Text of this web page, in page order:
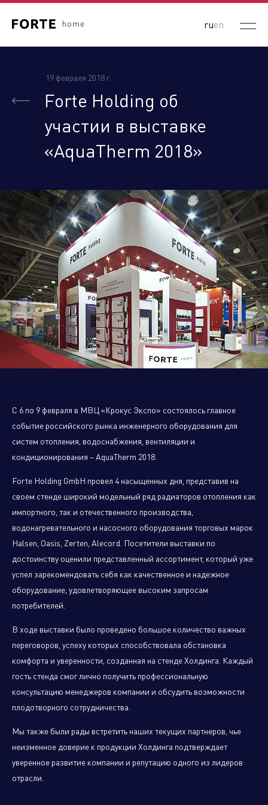
ruen
Управляющая компания
Торговые
компании
Алюминиевые,
биметаллические и стальные
панельные радиаторы
Оборудование для отопления и
Климатическое оборудование
и бытовая техника
Инструмент и садовая техника
Производственный
кластер
Сервисные
активы
19 февраля 2018 г.
Forte Holding об
участии в выставке
«AquaTherm 2018»
С 6 по 9 февраля в МВЦ «Крокус Экспо» состоялось главное
событие российского рынка инженерного оборудования для
систем отопления, водоснабжения, вентиляции и
кондиционирования – AquaTherm 2018.
Forte Holding GmbH провел 4 насыщенных дня, представив на
своем стенде широкий модельный ряд радиаторов отопления как
импортного, так и отечественного производства,
водонагревательного и насосного оборудования торговых марок
Halsen, Oasis, Zerten, Alecord. Посетители выставки по
достоинству оценили представленный ассортимент, который уже
успел зарекомендовать себя как качественное и надежное
оборудование, удовлетворяющее высоким запросам
потребителей.
В ходе выставки было проведено большое количество важных
переговоров, успеху которых способствовала обстановка
комфорта и уверенности, созданная на стенде Холдинга. Каждый
гость стенда смог лично получить профессиональную
консультацию менеджеров компании и обсудить возможности
плодотворного сотрудничества.
Мы также были рады встретить наших текущих партнеров, чье
неизменное доверие к продукции Холдинга подтверждает
уверенное развитие компании и репутацию одного из лидеров
отрасли.